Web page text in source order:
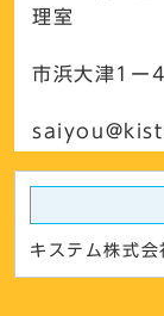
理室
〒
市浜大津1ー
メー
キステム株式会